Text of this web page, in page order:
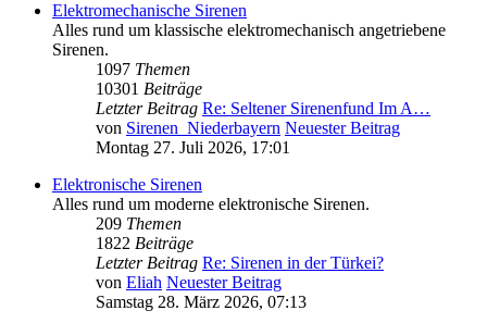
Elektromechanische Sirenen
Alles rund um klassische elektromechanisch angetriebene
Sirenen.
1097 Themen
10301 Beiträge
Letzter Beitrag Re: Seltener Sirenenfund Im A…
von Sirenen_Niederbayern Neuester Beitrag
Montag 27. Juli 2026, 17:01
Elektronische Sirenen
Alles rund um moderne elektronische Sirenen.
209 Themen
1822 Beiträge
Letzter Beitrag Re: Sirenen in der Türkei?
von Eliah Neuester Beitrag
Samstag 28. März 2026, 07:13